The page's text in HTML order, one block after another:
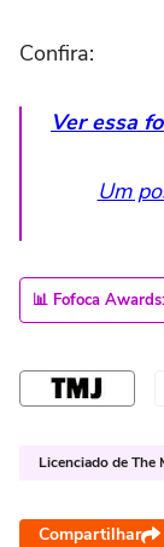
Confira:
Ver essa
Um
📊 Fofoca
Licenciado de The
Compartilhar